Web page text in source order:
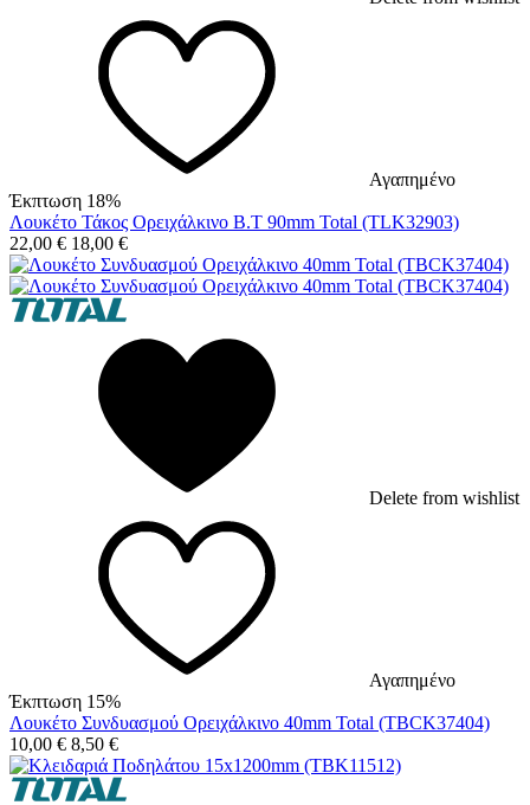
Αγαπημένο
Έκπτωση 18%
Λουκέτο Τάκος Ορειχάλκινο Β.Τ 90mm Total (TLK32903)
22,00 € 18,00 €
Delete from wishlist
Αγαπημένο
Έκπτωση 15%
Λουκέτο Συνδυασμού Ορειχάλκινο 40mm Total (TBCK37404)
10,00 € 8,50 €